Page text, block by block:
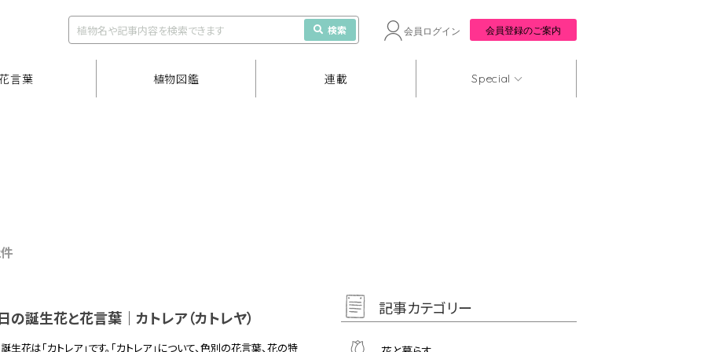
検索 会員ログイン 会員登録のご案内
言葉 植物図鑑 連載 Special
誕生花と花言葉｜カトレア（カトレヤ）
生花は「カトレア」です。「カトレア」について、色別の花言葉、花の特
記事カテゴリー